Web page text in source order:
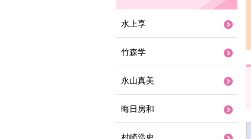
水上享
竹森学
永山真美
晦日房和